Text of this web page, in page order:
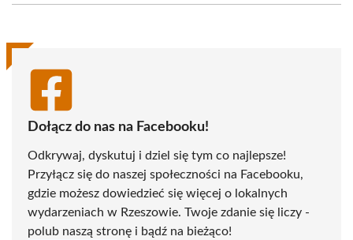
(Twitter)
Dołącz do nas na Facebooku!
Odkrywaj, dyskutuj i dziel się tym co najlepsze!
Przyłącz się do naszej społeczności na Facebooku,
gdzie możesz dowiedzieć się więcej o lokalnych
wydarzeniach w Rzeszowie. Twoje zdanie się liczy -
polub naszą stronę i bądź na bieżąco!